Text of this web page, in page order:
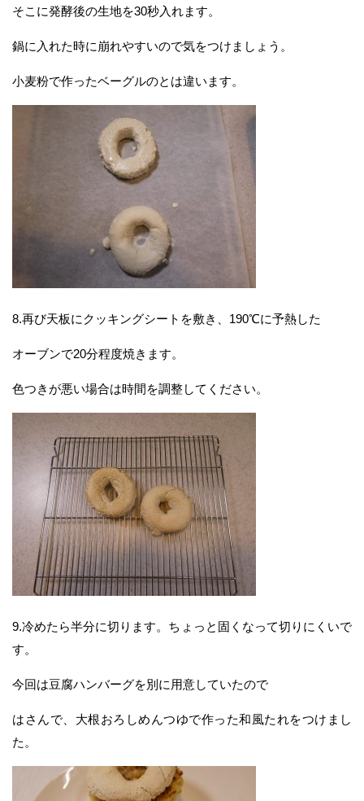
そこに発酵後の生地を30秒入れます。
鍋に入れた時に崩れやすいので気をつけましょう。
小麦粉で作ったベーグルのとは違います。
8.再び天板にクッキングシートを敷き、190℃に予熱した
オーブンで20分程度焼きます。
色つきが悪い場合は時間を調整してください。
9.冷めたら半分に切ります。ちょっと固くなって切りにくいで
す。
今回は豆腐ハンバーグを別に用意していたので
はさんで、大根おろしめんつゆで作った和風たれをつけまし
た。